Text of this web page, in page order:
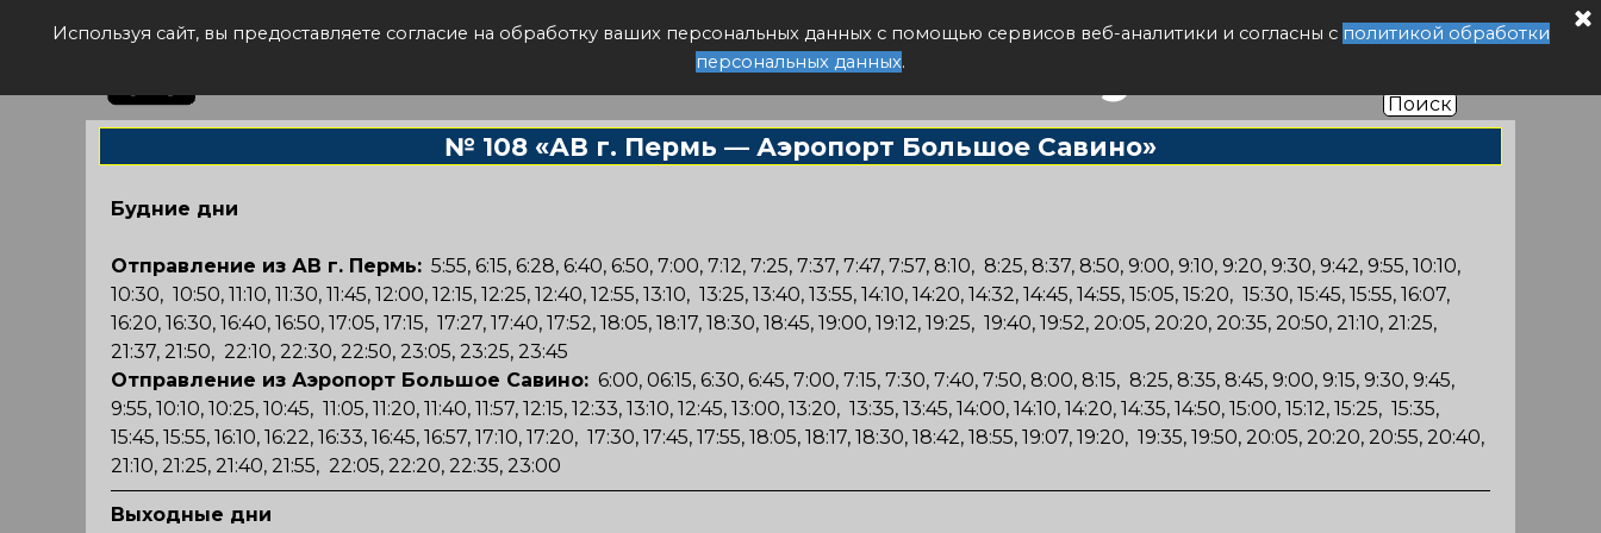
Используя сайт, вы предоставляете согласие на обработку ваших персональных данных с помощью сервисов веб-аналитики и согласны с политикой обработки
персональных данных.
Расписание автобуса РФПоиск
№ 108 «АВ г. Пермь — Аэропорт Большое Савино»
Будние дни
Отправление из АВ г. Пермь: 5:55, 6:15, 6:28, 6:40, 6:50, 7:00, 7:12, 7:25, 7:37, 7:47, 7:57, 8:10, 8:25, 8:37, 8:50, 9:00, 9:10, 9:20, 9:30, 9:42, 9:55, 10:10,
10:30, 10:50, 11:10, 11:30, 11:45, 12:00, 12:15, 12:25, 12:40, 12:55, 13:10, 13:25, 13:40, 13:55, 14:10, 14:20, 14:32, 14:45, 14:55, 15:05, 15:20, 15:30, 15:45, 15:55, 16:07,
16:20, 16:30, 16:40, 16:50, 17:05, 17:15, 17:27, 17:40, 17:52, 18:05, 18:17, 18:30, 18:45, 19:00, 19:12, 19:25, 19:40, 19:52, 20:05, 20:20, 20:35, 20:50, 21:10, 21:25,
21:37, 21:50, 22:10, 22:30, 22:50, 23:05, 23:25, 23:45
Отправление из Аэропорт Большое Савино: 6:00, 06:15, 6:30, 6:45, 7:00, 7:15, 7:30, 7:40, 7:50, 8:00, 8:15, 8:25, 8:35, 8:45, 9:00, 9:15, 9:30, 9:45,
9:55, 10:10, 10:25, 10:45, 11:05, 11:20, 11:40, 11:57, 12:15, 12:33, 13:10, 12:45, 13:00, 13:20, 13:35, 13:45, 14:00, 14:10, 14:20, 14:35, 14:50, 15:00, 15:12, 15:25, 15:35,
15:45, 15:55, 16:10, 16:22, 16:33, 16:45, 16:57, 17:10, 17:20, 17:30, 17:45, 17:55, 18:05, 18:17, 18:30, 18:42, 18:55, 19:07, 19:20, 19:35, 19:50, 20:05, 20:20, 20:55, 20:40,
21:10, 21:25, 21:40, 21:55, 22:05, 22:20, 22:35, 23:00
Выходные дни